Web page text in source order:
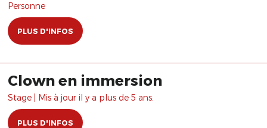
Personne
PLUS D'INFOS
Clown en immersion
Stage | Mis à jour il y a plus de 5 ans.
PLUS D'INFOS